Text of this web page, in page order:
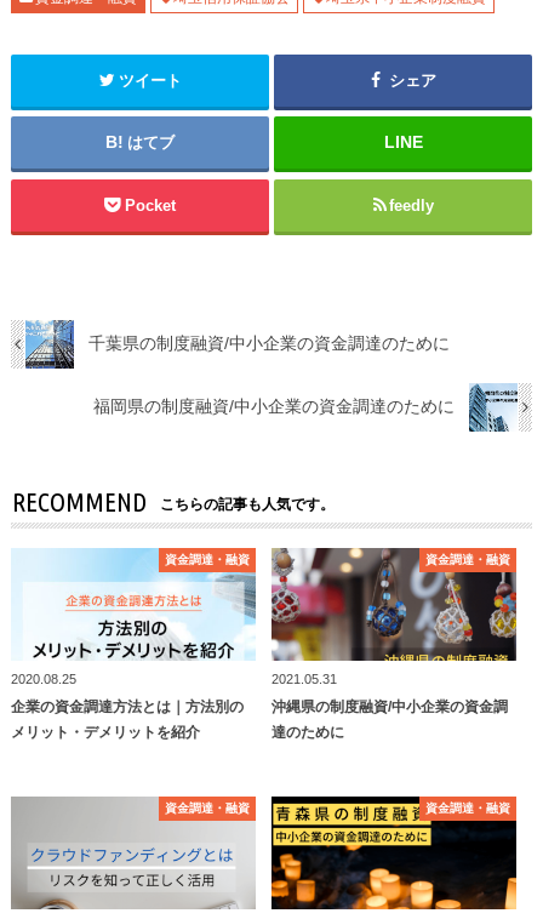
ツイート シェア
はてブ
Pocket feedly
千葉県の制度融資/中小企業の資金調達のために
福岡県の制度融資/中小企業の資金調達のために
RECOMMEND こちらの記事も人気です。
資⾦調達・融資
資⾦調達・融資
2020.08.25
企業の資金調達方法とは｜方法別の
メリット・デメリットを紹介
資⾦調達・融資
資⾦調達・融資
2021.05.31
沖縄県の制度融資/中小企業の資金調
達のために
資⾦調達・融資
資⾦調達・融資 資⾦調達・融資
資⾦調達・融資